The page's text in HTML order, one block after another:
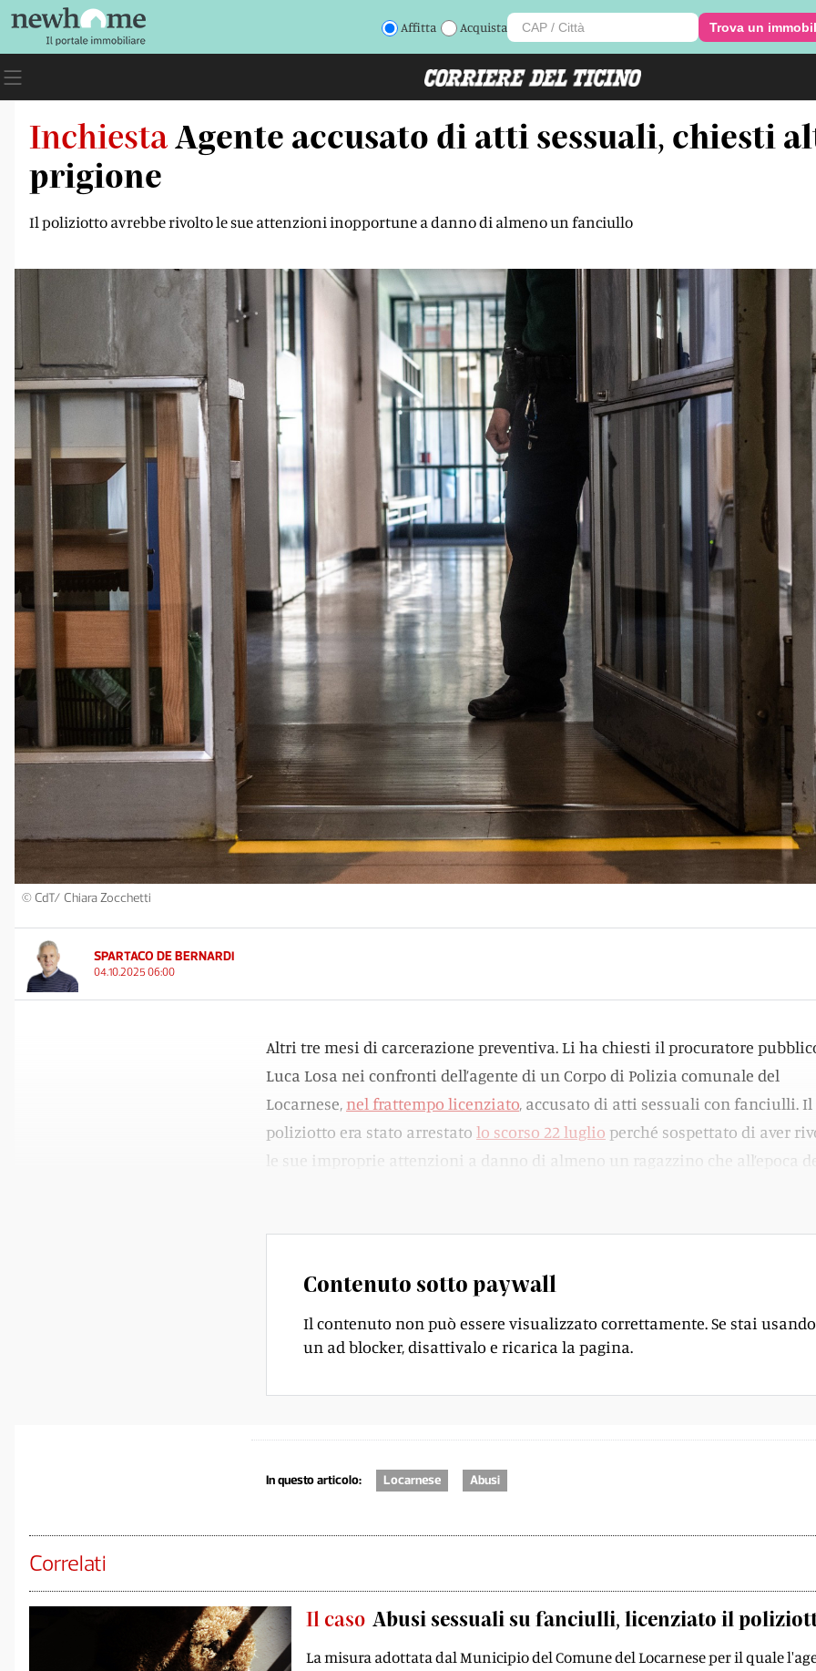
Affitta Acquista Trova un
Inchiesta Agente accusato di atti sessuali, chiesti
prigione
Il poliziotto avrebbe rivolto le sue attenzioni inopportune a danno di almeno un fanciullo
© CdT/ Chiara Zocchetti
SPARTACO DE BERNARDI
04.10.2025 06:00
Altri tre mesi di carcerazione preventiva. Li ha chiesti il procuratore
Luca Losa nei confronti dell’agente di un Corpo di Polizia comunale del
Locarnese, nel frattempo licenziato, accusato di atti sessuali con fanciulli. Il
poliziotto era stato arrestato lo scorso 22 luglio perché sospettato di aver
le sue improprie attenzioni a danno di almeno un ragazzino che all’epoca
Contenuto sotto paywall
Il contenuto non può essere visualizzato correttamente. Se stai usando
un ad blocker, disattivalo e ricarica la pagina.
In questo articolo: Locarnese Abusi
Correlati
Il caso Abusi sessuali su fanciulli, licenziato il
La misura adottata dal Municipio del Comune del Locarnese per il quale